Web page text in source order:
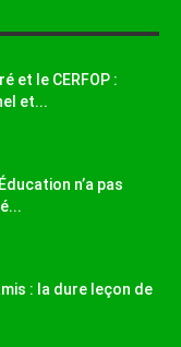
et le CERFOP :
et...
n’a pas
: la dure leçon de